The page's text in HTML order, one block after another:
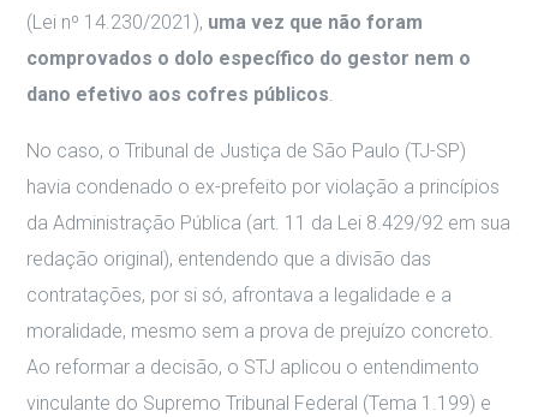
(Lei nº 14.230/2021), uma vez que não foram
comprovados o dolo específico do gestor nem o
dano efetivo aos cofres públicos.
No caso, o Tribunal de Justiça de São Paulo (TJ-SP)
havia condenado o ex-prefeito por violação a princípios
da Administração Pública (art. 11 da Lei 8.429/92 em sua
redação original), entendendo que a divisão das
contratações, por si só, afrontava a legalidade e a
moralidade, mesmo sem a prova de prejuízo concreto.
Ao reformar a decisão, o STJ aplicou o entendimento
vinculante do Supremo Tribunal Federal (Tema 1.199) e